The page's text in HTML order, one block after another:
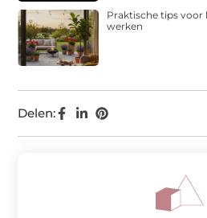
Delen:
Praktische tips voor
werken